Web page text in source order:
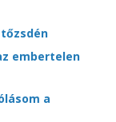
embertelen
a